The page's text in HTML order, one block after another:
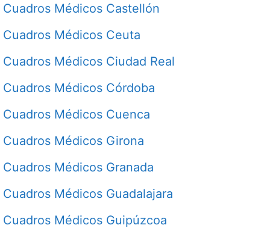
Cuadros Médicos Castellón
Cuadros Médicos Ceuta
Cuadros Médicos Ciudad Real
Cuadros Médicos Córdoba
Cuadros Médicos Cuenca
Cuadros Médicos Girona
Cuadros Médicos Granada
Cuadros Médicos Guadalajara
Cuadros Médicos Guipúzcoa